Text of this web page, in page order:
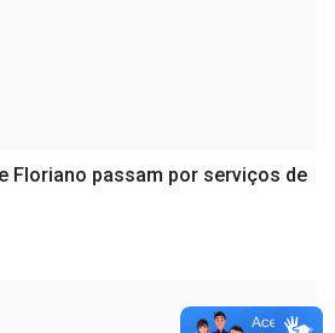
Floriano passam por serviços de